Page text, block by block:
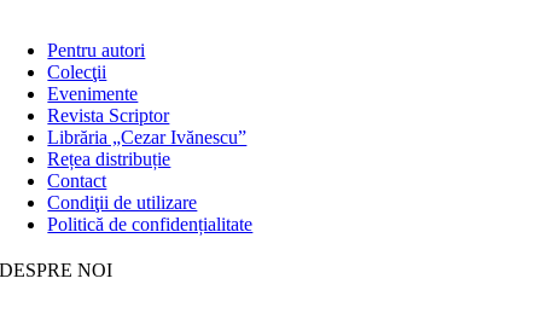
Pentru autori
Colecţii
Evenimente
Revista Scriptor
Librăria „Cezar Ivănescu”
Rețea distribuție
Contact
Condiţii de utilizare
Politică de confidențialitate
DESPRE NOI